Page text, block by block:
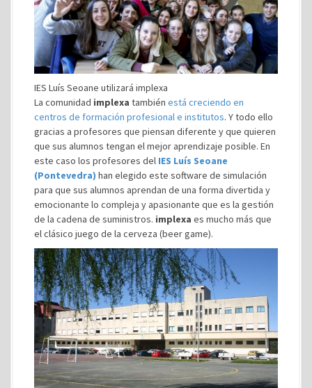
IES Luís Seoane utilizará implexa
La comunidad implexa también está creciendo en
centros de formación profesional e institutos. Y todo ello
gracias a profesores que piensan diferente y que quieren
que sus alumnos tengan el mejor aprendizaje posible. En
este caso los profesores del IES Luís Seoane
(Pontevedra) han elegido este software de simulación
para que sus alumnos aprendan de una forma divertida y
emocionante lo compleja y apasionante que es la gestión
de la cadena de suministros. implexa es mucho más que
el clásico juego de la cerveza (beer game).